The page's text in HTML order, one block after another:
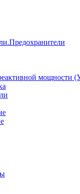
мощности